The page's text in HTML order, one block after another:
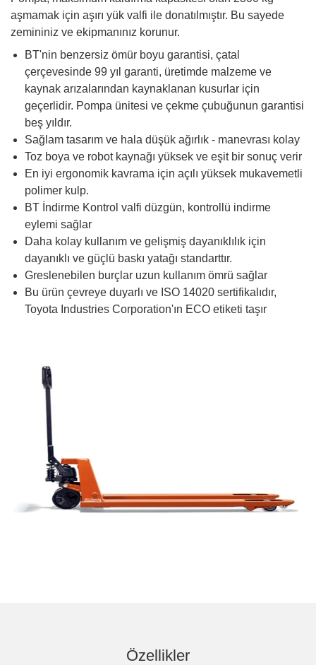
aşmamak için aşırı yük valfi ile donatılmıştır. Bu sayede
zemininiz ve ekipmanınız korunur.
BT'nin benzersiz ömür boyu garantisi, çatal
çerçevesinde 99 yıl garanti, üretimde malzeme ve
kaynak arızalarından kaynaklanan kusurlar için
geçerlidir. Pompa ünitesi ve çekme çubuğunun garantisi
beş yıldır.
Sağlam tasarım ve hala düşük ağırlık - manevrası kolay
Toz boya ve robot kaynağı yüksek ve eşit bir sonuç verir
En iyi ergonomik kavrama için açılı yüksek mukavemetli
polimer kulp.
BT İndirme Kontrol valfi düzgün, kontrollü indirme
eylemi sağlar
Daha kolay kullanım ve gelişmiş dayanıklılık için
dayanıklı ve güçlü baskı yatağı standarttır.
Greslenebilen burçlar uzun kullanım ömrü sağlar
Bu ürün çevreye duyarlı ve ISO 14020 sertifikalıdır,
Toyota Industries Corporation'ın ECO etiketi taşır
Özellikler